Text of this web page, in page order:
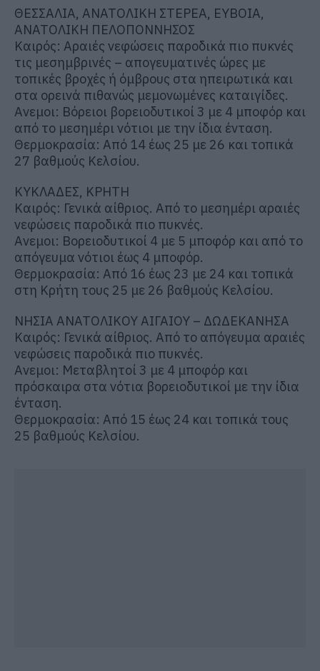
ΘΕΣΣΑΛΙΑ, ΑΝΑΤΟΛΙΚΗ ΣΤΕΡΕΑ, ΕΥΒΟΙΑ,
ΑΝΑΤΟΛΙΚΗ ΠΕΛΟΠΟΝΝΗΣΟΣ
Καιρός: Αραιές νεφώσεις παροδικά πιο πυκνές
τις μεσημβρινές – απογευματινές ώρες με
τοπικές βροχές ή όμβρους στα ηπειρωτικά και
στα ορεινά πιθανώς μεμονωμένες καταιγίδες.
Ανεμοι: Βόρειοι βορειοδυτικοί 3 με 4 μποφόρ και
από το μεσημέρι νότιοι με την ίδια ένταση.
Θερμοκρασία: Από 14 έως 25 με 26 και τοπικά
27 βαθμούς Κελσίου.
ΚΥΚΛΑΔΕΣ, ΚΡΗΤΗ
Καιρός: Γενικά αίθριος. Από το μεσημέρι αραιές
νεφώσεις παροδικά πιο πυκνές.
Ανεμοι: Βορειοδυτικοί 4 με 5 μποφόρ και από το
απόγευμα νότιοι έως 4 μποφόρ.
Θερμοκρασία: Από 16 έως 23 με 24 και τοπικά
στη Κρήτη τους 25 με 26 βαθμούς Κελσίου.
ΝΗΣΙΑ ΑΝΑΤΟΛΙΚΟΥ ΑΙΓΑΙΟΥ – ΔΩΔΕΚΑΝΗΣΑ
Καιρός: Γενικά αίθριος. Από το απόγευμα αραιές
νεφώσεις παροδικά πιο πυκνές.
Ανεμοι: Μεταβλητοί 3 με 4 μποφόρ και
πρόσκαιρα στα νότια βορειοδυτικοί με την ίδια
ένταση.
Θερμοκρασία: Από 15 έως 24 και τοπικά τους
25 βαθμούς Κελσίου.